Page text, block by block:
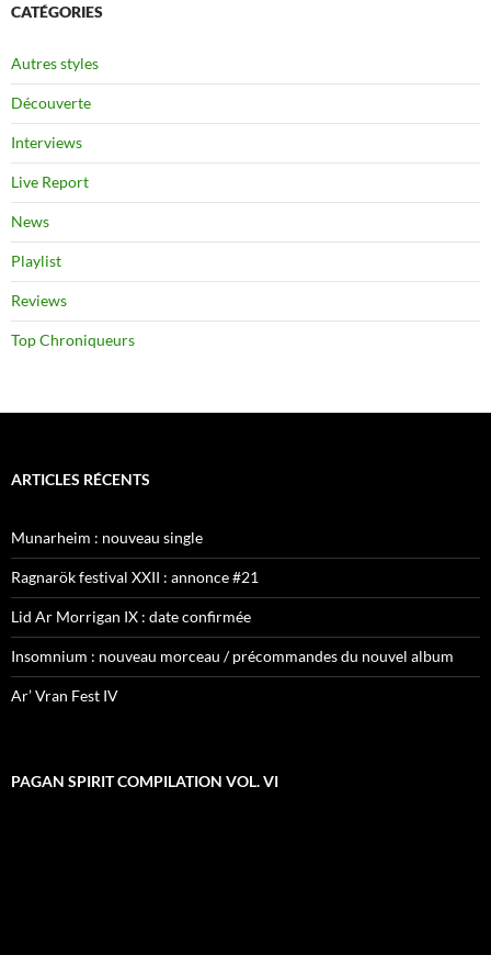
CATÉGORIES
Autres styles
Découverte
Interviews
Live Report
News
Playlist
Reviews
Top Chroniqueurs
ARTICLES RÉCENTS
Munarheim : nouveau single
Ragnarök festival XXII : annonce #21
Lid Ar Morrigan IX : date confirmée
Insomnium : nouveau morceau / précommandes du nouvel album
Ar’ Vran Fest IV
PAGAN SPIRIT COMPILATION VOL. VI